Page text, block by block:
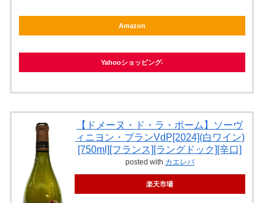
Amazon
Yahooショッピング
【ドメーヌ・ド・ラ・ボーム】ソーヴ
ィニヨン・ブランVdP[2024](白ワイン)
[750ml][フランス][ラングドック][辛口]
posted with カエレバ
楽天市場